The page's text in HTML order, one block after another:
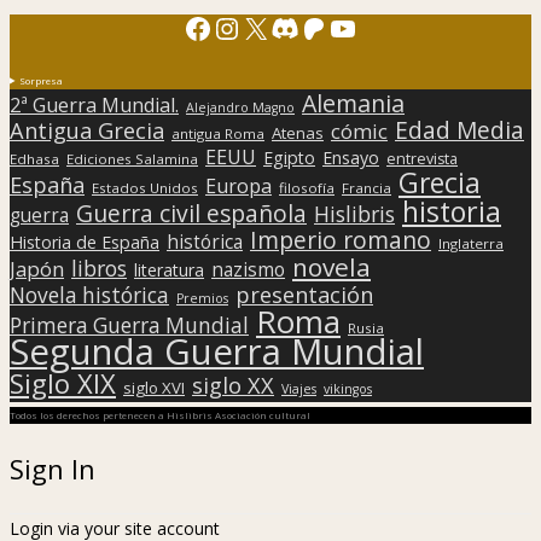
Facebook
Instagram
X Discord
Patreon
YouTube
Sorpresa
2ª Guerra Mundial. Alejandro Magno Alemania
Antigua Grecia antigua Roma Atenas cómic Edad Media
Edhasa Ediciones Salamina EEUU Egipto Ensayo entrevista
España Estados Unidos Europa filosofía Francia Grecia
guerra Guerra civil española Hislibris historia
Historia de España histórica Imperio romano Inglaterra
Japón libros literatura nazismo novela
Novela histórica Premios presentación
Primera Guerra Mundial Roma Rusia
Segunda Guerra Mundial
Siglo XIX siglo XVI siglo XX Viajes vikingos
Todos los derechos pertenecen a Hislibris Asociación cultural
Sign In
Login via your site account